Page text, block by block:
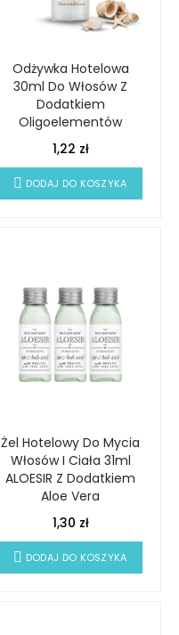
Odżywka Hotelowa
30ml Do Włosów Z
Dodatkiem
Oligoelementów
HAVANA
1,22 zł
DODAJ DO KOSZYKA
Żel Hotelowy Do Mycia
Włosów I Ciała 31ml
ALOESIR Z Dodatkiem
Aloe Vera
1,30 zł
DODAJ DO KOSZYKA